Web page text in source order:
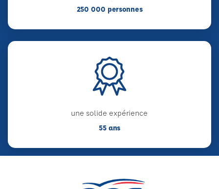
250 000 personnes
une solide expérience
55 ans